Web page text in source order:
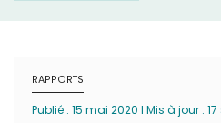
RAPPORTS
Publié : 15 mai 2020 I Mis à jour :